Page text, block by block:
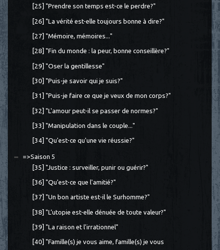
[25] "Prendre son temps est-ce le perdre?"
[26] "La vérité est-elle toujours bonne à dire?"
[27] "Mémoire, mémoires..."
[28] "Fin du monde : la peur, bonne conseillère?"
[29] "Oser la gentillesse"
[30] "Puis-je savoir qui je suis?"
[31] "Puis-je faire ce que je veux de mon corps?"
[32] "L'amour peut-il se passer de normes?"
[33] "Manipulation dans le couple..."
[34] "Qu'est-ce qu'une vie réussie?"
=>Saison 5
[35] "Justice : surveiller, punir ou guérir?"
[36] "Qu'est-ce que l'amitié?"
[37] "Un bon artiste est-il le Surhomme?"
[38] "L’utopie est-elle dénuée de toute valeur?"
[39] "La raison et l'irrationnel"
[40] "Famille(s) je vous aime, famille(s) je vous